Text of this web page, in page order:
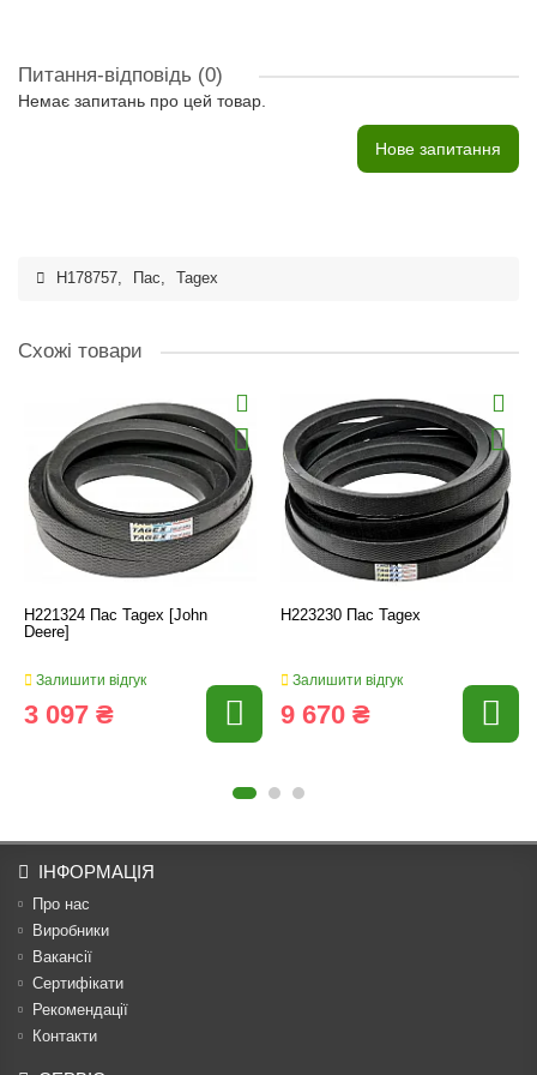
Питання-відповідь (0)
Немає запитань про цей товар.
Нове запитання
H178757, Пас, Tagex
Схожі товари
H221324 Пас Tagex [John
Deere]
Залишити відгук
3 097 ₴
H223230 Пас Tagex
Залишити відгук
9 670 ₴
ІНФОРМАЦІЯ
Про нас
Виробники
Вакансії
Сертифікати
Рекомендації
Контакти